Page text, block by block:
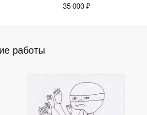
35 000 ₽
работы